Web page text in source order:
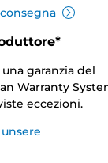
garanzia del
Warranty
eccezioni.